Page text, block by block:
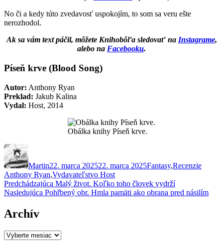
No či a kedy túto zvedavosť uspokojím, to som sa veru ešte
nerozhodol.
Ak sa vám text páčil, môžete Knihobôľa sledovať na Instagrame,
alebo na Facebooku.
Píseň krve (Blood Song)
Autor: Anthony Ryan
Preklad: Jakub Kalina
Vydal: Host, 2014
Obálka knihy Píseň krve.
Autor
Martin22. marca 202522. marca 2025Fantasy,Recenzie
Anthony Ryan,Vydavateľstvo Host
Navigácia
v
článku
Predchádzajúca Predchádzajúci
článok:
Malý život. Koľko toho človek vydrží
Nasledujúca Ďalší
Pohřbený obr. Hmla pamäti ako obrana pred násilím
Archív
Archív